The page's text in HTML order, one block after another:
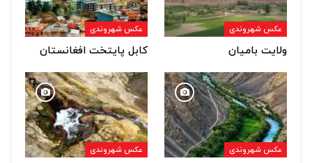
عکس شهروندی
ولایت بامیان
عکس شهروندی
کابل پایتخت افغانستان
عکس شهروندی عکس شهروندی